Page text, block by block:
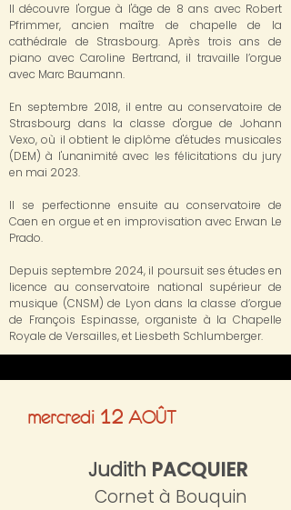
Il découvre l'orgue à l'âge de 8 ans avec Robert
Pfrimmer, ancien maître de chapelle de la
cathédrale de Strasbourg. Après trois ans de
piano avec Caroline Bertrand, il travaille l’orgue
avec Marc Baumann.
En septembre 2018, il entre au conservatoire de
Strasbourg dans la classe d'orgue de Johann
Vexo, où il obtient le diplôme d'études musicales
(DEM) à l'unanimité avec les félicitations du jury
en mai 2023.
Il se perfectionne ensuite au conservatoire de
Caen en orgue et en improvisation avec Erwan Le
Prado.
Depuis septembre 2024, il poursuit ses études en
licence au conservatoire national supérieur de
musique (CNSM) de Lyon dans la classe d’orgue
de François Espinasse, organiste à la Chapelle
Royale de Versailles, et Liesbeth Schlumberger.
mercredi 12 AOÛT
Judith PACQUIER
Cornet à Bouquin